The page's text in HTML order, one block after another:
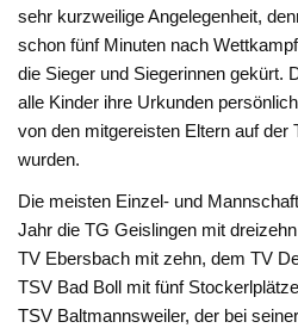
sehr kurzweilige Angelegenheit,
schon fünf Minuten nach
die Sieger und Siegerinnen gekürt.
alle Kinder ihre Urkunden
von den mitgereisten Eltern auf der
wurden.
Die meisten Einzel- und
Jahr die TG Geislingen mit
TV Ebersbach mit zehn, dem TV
TSV Bad Boll mit fünf
TSV Baltmannsweiler, der bei